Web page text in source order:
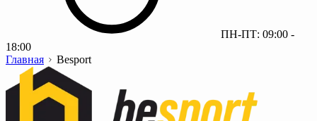
ПН-ПТ: 09:00 -
18:00
Главная
Besport